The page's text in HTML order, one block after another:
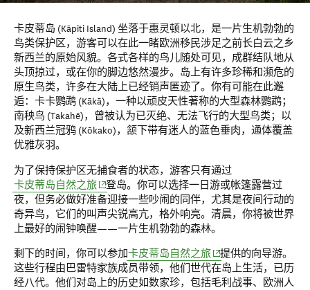
卡皮蒂岛 (Kāpiti Island) 坐落于惠灵顿以北，是一片生机勃勃的
鸟类保护区，游客可以在此一睹欧洲移民涉足之前长白云之乡
新西兰的原始风貌。各式各样的鸟儿随处可见，成群结队地从
头顶掠过，或在你的脚边悠然漫步。岛上有许多珍稀和濒危的
原生鸟类，许多在大陆上已经销声匿迹了。你有可能在此邂
逅：卡卡鹦鹉 (Kākā)，一种以顽皮天性著称的大型森林鹦鹉；
南秧鸟 (Takahē)，曾被认为已灭绝、无法飞行的大型鸟类；以
及新西兰冠鸦 (Kōkako)，颔下带有迷人的蓝色垂肉，通体覆盖
优雅灰羽。
为了保持保护区无捕食者的状态，游客只有通过
卡皮蒂岛自然之旅(opens in new window)
登岛。你可以选择一日游或帐篷露营过
夜，但务必做好准备迎接一些吵闹的同伴，尤其是夜间行动的
奇异鸟，它们的叫声尖锐高亢，格外响亮。清晨，你将被世界
上最好的闹钟唤醒——一片生机勃勃的森林。
剩下的时间，你可以参加卡皮蒂岛自然之旅(opens in new window)
提供的向导游。
这些行程由巴雷特家族成员带领，他们世代在岛上生活，已历
经八代。他们对岛上的历史如数家珍，包括毛利战事、欧洲人